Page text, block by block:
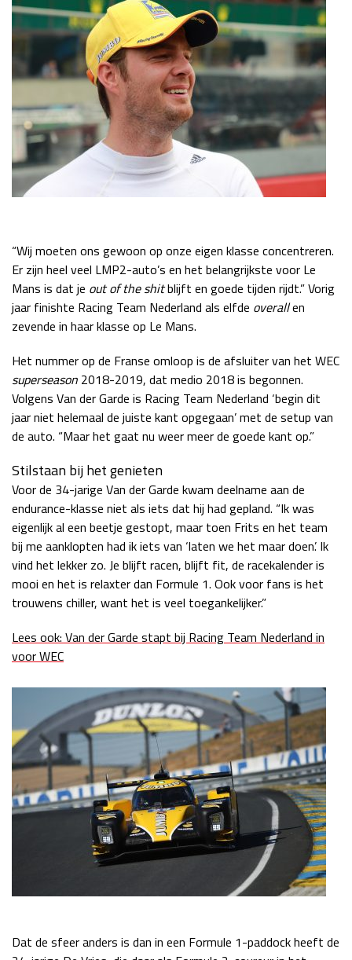
“Wij moeten ons gewoon op onze eigen klasse concentreren.
Er zijn heel veel LMP2-auto’s en het belangrijkste voor Le
Mans is dat je out of the shitblijft en goede tijden rijdt.” Vorig
jaar finishte Racing Team Nederland als elfde overallen
zevende in haar klasse op Le Mans.
Het nummer op de Franse omloop is de afsluiter van het WEC
superseason 2018-2019, dat medio 2018 is begonnen.
Volgens Van der Garde is Racing Team Nederland ‘begin dit
jaar niet helemaal de juiste kant opgegaan’ met de setup van
de auto. “Maar het gaat nu weer meer de goede kant op.”
Stilstaan bij het genieten
Voor de 34-jarige Van der Garde kwam deelname aan de
endurance-klasse niet als iets dat hij had gepland. “Ik was
eigenlijk al een beetje gestopt, maar toen Frits en het team
bij me aanklopten had ik iets van ‘laten we het maar doen’. Ik
vind het lekker zo. Je blijft racen, blijft fit, de racekalender is
mooi en het is relaxter dan Formule 1. Ook voor fans is het
trouwens chiller, want het is veel toegankelijker.”
Lees ook: Van der Garde stapt bij Racing Team Nederland in
voor WEC
Dat de sfeer anders is dan in een Formule 1-paddock heeft de